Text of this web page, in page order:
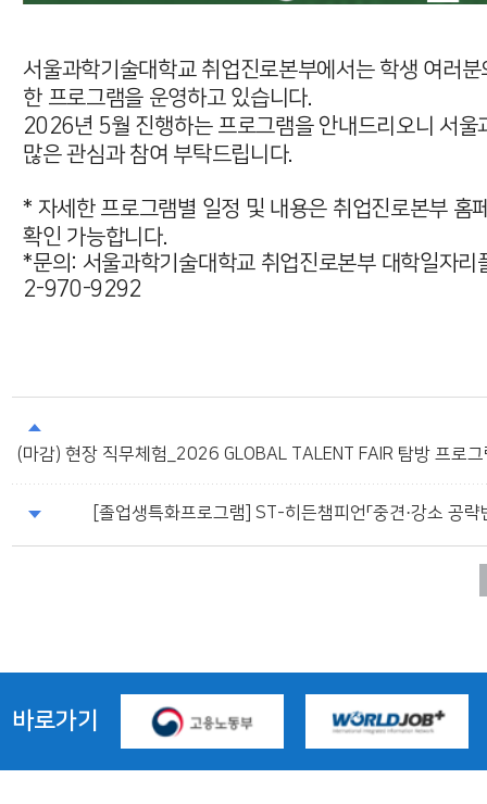
서울과학기술대학교 취업진로본부에서는 학생 여러
한 프로그램을 운영하고 있습니다.
2026년 5월 진행하는 프로그램을 안내드리오니 서
많은 관심과 참여 부탁드립니다.
* 자세한 프로그램별 일정 및 내용은 취업진로본부 홈
확인 가능합니다.
*문의: 서울과학기술대학교 취업진로본부 대학일
2-970-9292
(마감) 현장 직무체험_2026 GLOBAL TALENT FAIR 탐방 프로
[졸업생특화프로그램] ST-히든챔피언「중견·강소 공략
바로가기